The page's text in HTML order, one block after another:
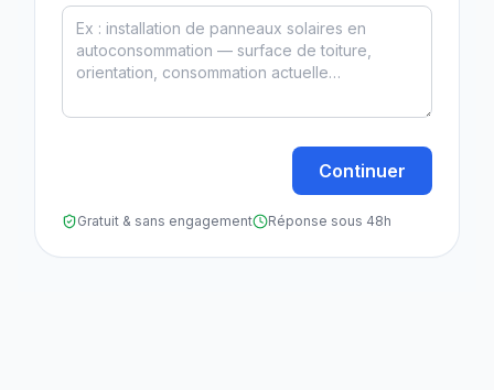
Continuer
Gratuit & sans engagement Réponse sous 48h